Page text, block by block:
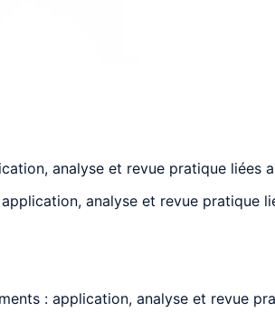
analyse et revue pratique liées
analyse et revue pratique
: application, analyse et revue